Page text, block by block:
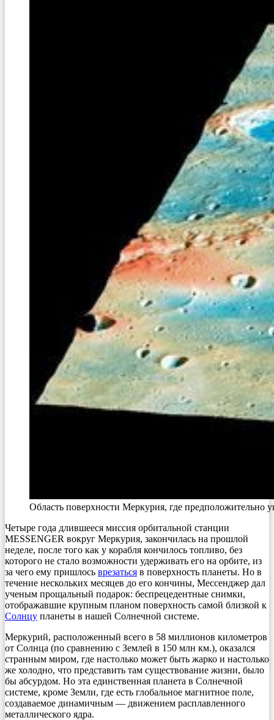
Область поверхности Меркурия, где предположительно
Четыре года длившееся миссия орбитальной станции
MESSENGER вокруг Меркурия, закончилась на прошлой
неделе, после того как у корабля кончилось топливо, без
которого не стало возможности удерживать его на орбите, из
за чего ему пришлось врезаться в поверхность планеты. Но в
течение нескольких месяцев до его кончины, Мессенджер дал
ученым прощальный подарок: беспрецедентные снимки,
отображавшие крупным планом поверхность самой близкой к
Солнцу планеты в нашей Солнечной системе.
Меркурий, расположенный всего в 58 миллионов километров
от Солнца (по сравнению с Землей в 150 млн км.), оказался
странным миром, где настолько может быть жарко и настолько
же холодно, что представить там существование жизни, было
бы абсурдом. Но эта единственная планета в Солнечной
системе, кроме Земли, где есть глобальное магнитное поле,
создаваемое динамичным — движением расплавленного
металлического ядра.